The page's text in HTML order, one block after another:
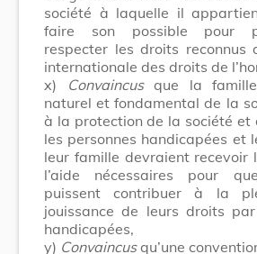
société à laquelle il
faire son possible pour
respecter les droits reconnus
internationale des droits de
x)
Convaincusque la famille
naturel et fondamental de la
à la protection de la société et
les personnes handicapées et
leur famille devraient recevoir
l’aide nécessaires pour
puissent contribuer à la
jouissance de leurs droits
handicapées,
y) Convaincusqu’une